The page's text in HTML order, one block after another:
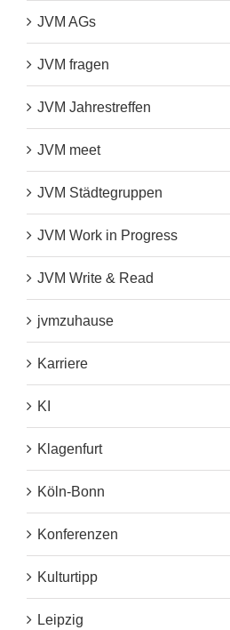
JVM AGs
JVM fragen
JVM Jahrestreffen
JVM meet
JVM Städtegruppen
JVM Work in Progress
JVM Write & Read
jvmzuhause
Karriere
KI
Klagenfurt
Köln-Bonn
Konferenzen
Kulturtipp
Leipzig